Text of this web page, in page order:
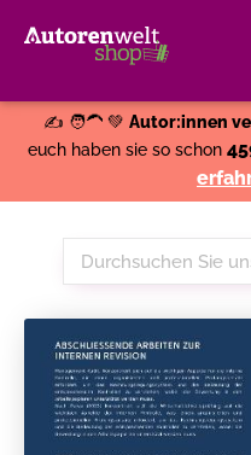
✍️ 🧑‍🦱 💚 Autor:innen
euch haben sie so schon
Durchsuchen
Sie
Shop